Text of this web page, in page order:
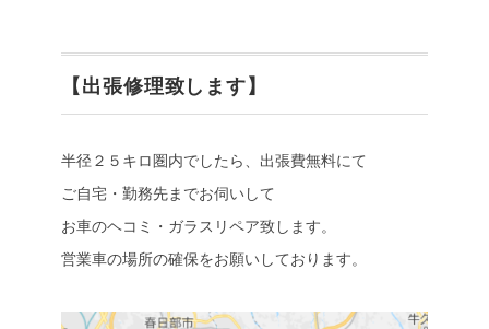
【出張修理致します】
半径２５キロ圏内でしたら、出張費無料にて
ご自宅・勤務先までお伺いして
お車のヘコミ・ガラスリペア致します。
営業車の場所の確保をお願いしております。